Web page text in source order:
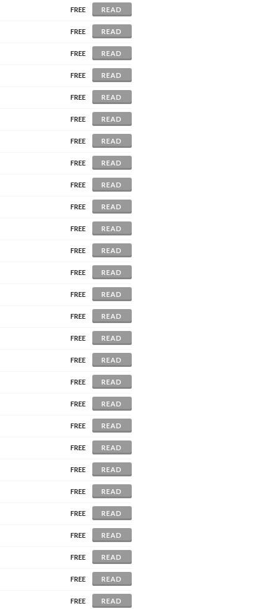
FREE READ
FREE READ
FREE READ
FREE READ
FREE READ
FREE READ
FREE READ
FREE READ
FREE READ
FREE READ
FREE READ
FREE READ
FREE READ
FREE READ
FREE READ
FREE READ
FREE READ
FREE READ
FREE READ
FREE READ
FREE READ
FREE READ
FREE READ
FREE READ
FREE READ
FREE READ
FREE READ
FREE READ